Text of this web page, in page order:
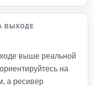
ВЫХОДЕ
выше реальной
на
а ресивер